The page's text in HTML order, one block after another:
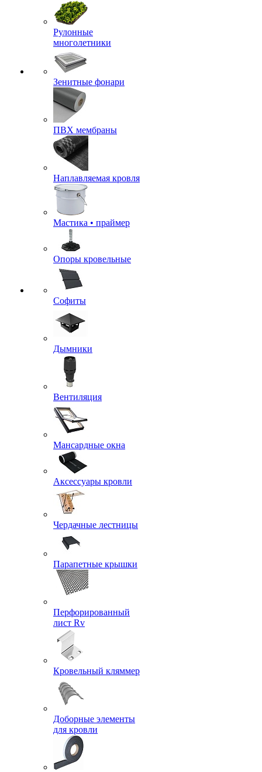
Рулонные
многолетники
Зенитные фонари
ПВХ мембраны
Наплавляемая кровля
Мастика • праймер
Опоры кровельные
Софиты
Дымники
Вентиляция
Мансардные окна
Аксессуары кровли
Чердачные лестницы
Парапетные крышки
Перфорированный
лист Rv
Кровельный кляммер
Доборные элементы
для кровли